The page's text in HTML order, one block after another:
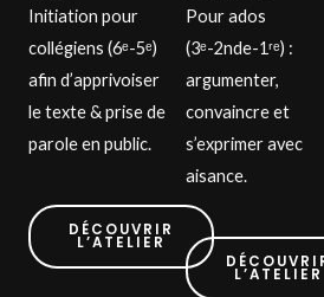
Initiation pour
collégiens (6ᵉ-5ᵉ)
afin d’apprivoiser
le texte & prise de
parole en public.
DÉCOUVRIR
L’ATELIER
Pour ados
(3ᵉ-2nde-1ʳᵉ) :
argumenter,
convaincre et
s’exprimer avec
aisance.
L’ATELIER